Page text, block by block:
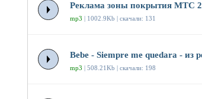
Реклама зоны покрытия МТС
mp3 | 1002.9Kb | скачали: 131
Bebe - Siempre me quedara - из
mp3 | 508.21Kb | скачали: 198